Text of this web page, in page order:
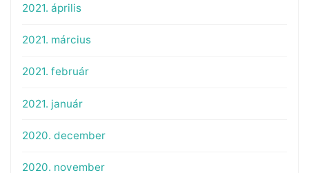
2021. április
2021. március
2021. február
2021. január
2020. december
2020. november